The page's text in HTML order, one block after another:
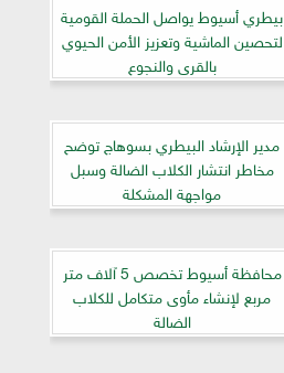
بيطري أسيوط يواصل الحملة القومية
لتحصين الماشية وتعزيز الأمن الحيوي
بالقرى والنجوع
مدير الإرشاد البيطري بسوهاج توضح
مخاطر انتشار الكلاب الضالة وسبل
مواجهة المشكلة
محافظة أسيوط تخصص 5 آلاف متر
مربع لإنشاء مأوى متكامل للكلاب
الضالة